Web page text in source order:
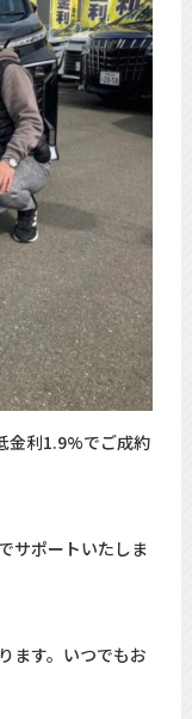
利1.9%でご成約
サポートいたしま
ます。いつでもお